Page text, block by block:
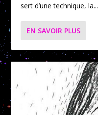
sert d’une technique, la...
EN SAVOIR PLUS